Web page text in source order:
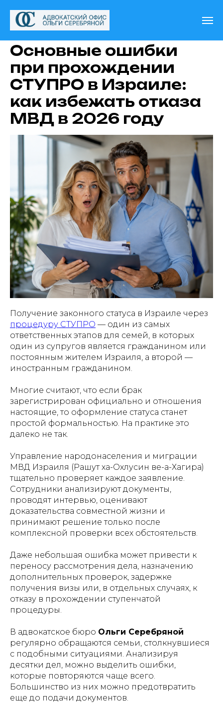
Основные ошибки
при прохождении
СТУПРО в Израиле:
как избежать отказа
МВД в 2026 году
Получение законного статуса в Израиле через
процедуру СТУПРО — один из самых
ответственных этапов для семей, в которых
один из супругов является гражданином или
постоянным жителем Израиля, а второй —
иностранным гражданином.
Многие считают, что если брак
зарегистрирован официально и отношения
настоящие, то оформление статуса станет
простой формальностью. На практике это
далеко не так.
Управление народонаселения и миграции
МВД Израиля (Рашут ха-Охлусин ве-а-Хагира)
тщательно проверяет каждое заявление.
Сотрудники анализируют документы,
проводят интервью, оценивают
доказательства совместной жизни и
принимают решение только после
комплексной проверки всех обстоятельств.
Даже небольшая ошибка может привести к
переносу рассмотрения дела, назначению
дополнительных проверок, задержке
получения визы или, в отдельных случаях, к
отказу в прохождении ступенчатой
процедуры.
В адвокатское бюро Ольги Серебряной
регулярно обращаются семьи, столкнувшиеся
с подобными ситуациями. Анализируя
десятки дел, можно выделить ошибки,
которые повторяются чаще всего.
Большинство из них можно предотвратить
еще до подачи документов.